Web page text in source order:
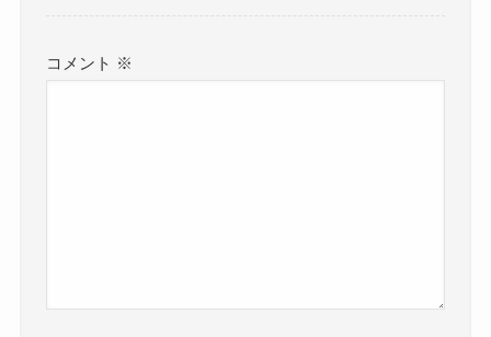
コメント ※